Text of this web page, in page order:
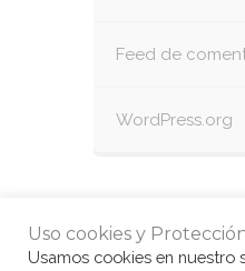
Feed de
WordPress.org
Uso cookies y
Usamos cookies en nuestro